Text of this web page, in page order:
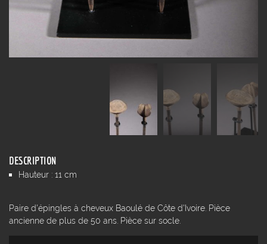
DESCRIPTION
Hauteur : 11 cm
Paire d'épingles à cheveux Baoulé de Côte d'Ivoire. Pièce
ancienne de plus de 50 ans. Pièce sur socle.